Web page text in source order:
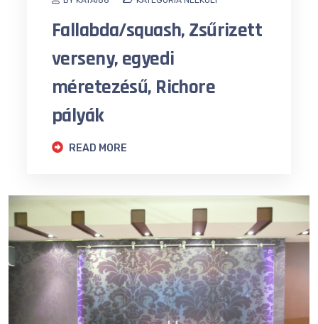
Fallabda/squash, Zsűrizett
verseny, egyedi
méretezésű, Richore
pályák
READ MORE